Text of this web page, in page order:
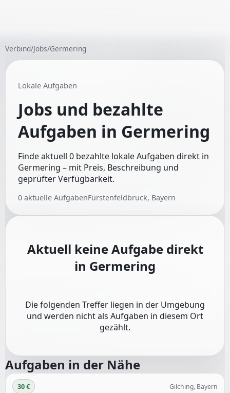
Verbind/Jobs/Germering
Lokale Aufgaben
Jobs und bezahlte
Aufgaben in Germering
Finde aktuell 0 bezahlte lokale Aufgaben direkt in
Germering – mit Preis, Beschreibung und
geprüfter Verfügbarkeit.
0 aktuelle AufgabenFürstenfeldbruck, Bayern
Aktuell keine Aufgabe direkt
in Germering
Die folgenden Treffer liegen in der Umgebung
und werden nicht als Aufgaben in diesem Ort
gezählt.
Aufgaben in der Nähe
30 € Gilching, Bayern